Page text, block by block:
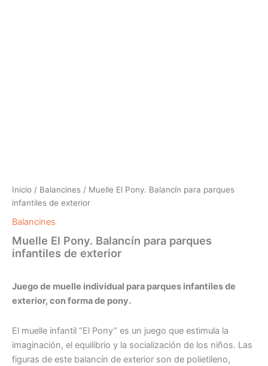
Inicio / Balancines / Muelle El Pony. Balancín para parques
infantiles de exterior
Balancines
Muelle El Pony. Balancín para parques
infantiles de exterior
Juego de muelle individual para parques infantiles de
exterior, con forma de pony.
El muelle infantil “El Pony” es un juego que estimula la
imaginación, el equilibrio y la socialización de los niños. Las
figuras de este balancín de exterior son de polietileno,